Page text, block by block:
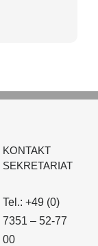
KONTAKT
SEKRETARIAT
Tel.: +49 (0)
7351 – 52-77
00